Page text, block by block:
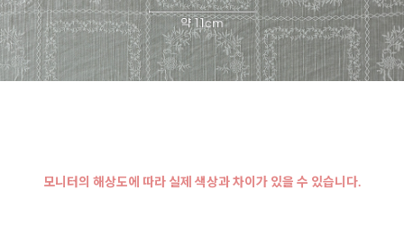
모니터의 해상도에 따라 실제 색상과 차이가 있을 수 있습니다.